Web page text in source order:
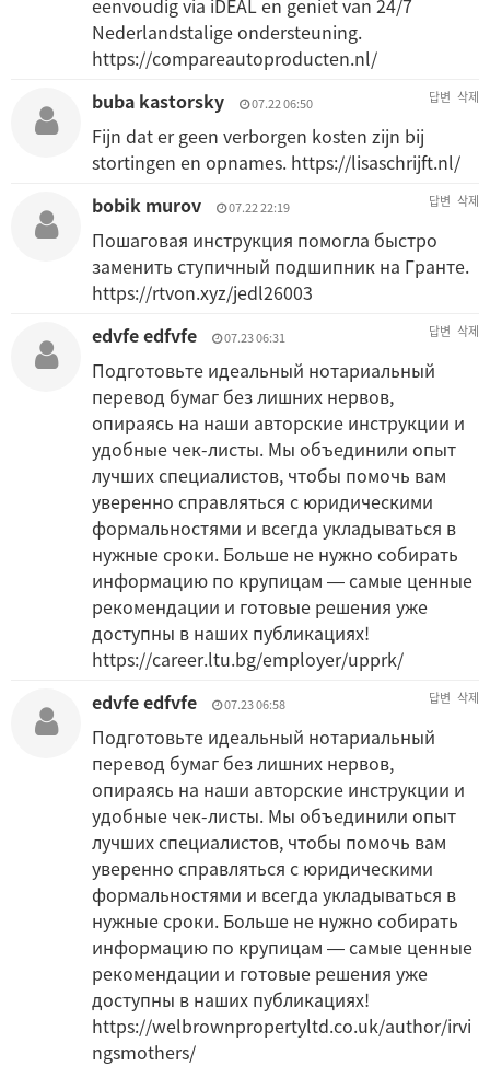
eenvoudig via iDEAL en geniet van 24/7
Nederlandstalige ondersteuning.
https://compareautoproducten.nl/
buba kastorsky
07.22 06:50 답변 삭제
Fijn dat er geen verborgen kosten zijn bij
stortingen en opnames. https://lisaschrijft.nl/
bobik murov
07.22 22:19 답변 삭제
Пошаговая инструкция помогла быстро
заменить ступичный подшипник на Гранте.
https://rtvon.xyz/jedl26003
edvfe edfvfe
07.23 06:31 답변 삭제
Подготовьте идеальный нотариальный
перевод бумаг без лишних нервов,
опираясь на наши авторские инструкции и
удобные чек-листы. Мы объединили опыт
лучших специалистов, чтобы помочь вам
уверенно справляться с юридическими
формальностями и всегда укладываться в
нужные сроки. Больше не нужно собирать
информацию по крупицам — самые ценные
рекомендации и готовые решения уже
доступны в наших публикациях!
https://career.ltu.bg/employer/upprk/
edvfe edfvfe
07.23 06:58 답변 삭제
Подготовьте идеальный нотариальный
перевод бумаг без лишних нервов,
опираясь на наши авторские инструкции и
удобные чек-листы. Мы объединили опыт
лучших специалистов, чтобы помочь вам
уверенно справляться с юридическими
формальностями и всегда укладываться в
нужные сроки. Больше не нужно собирать
информацию по крупицам — самые ценные
рекомендации и готовые решения уже
доступны в наших публикациях!
https://welbrownpropertyltd.co.uk/author/irvi
ngsmothers/